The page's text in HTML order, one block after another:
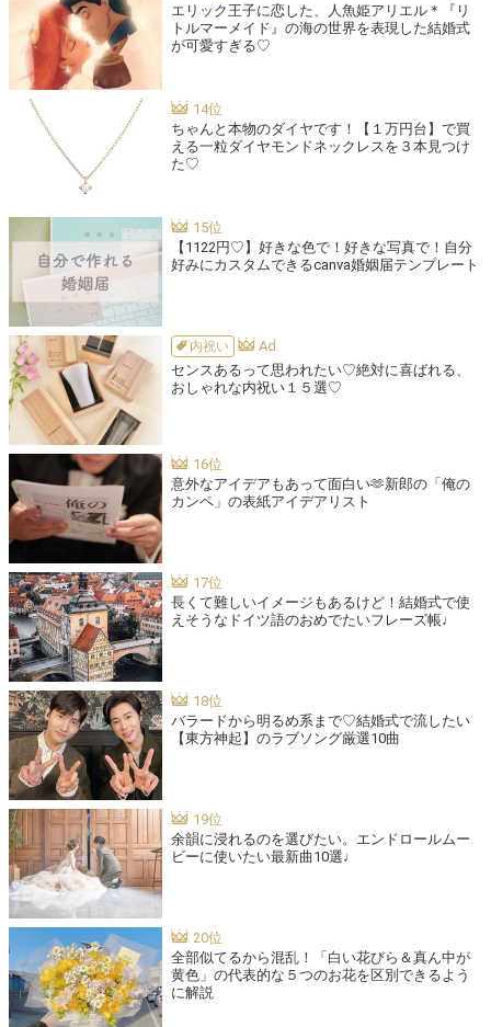
エリック王子に恋した、人魚姫アリエル＊『リ
トルマーメイド』の海の世界を表現した結婚式
が可愛すぎる♡
ちゃんと本物のダイヤです！【１万円台】で買
える一粒ダイヤモンドネックレスを３本見つけ
た♡
【1122円♡】好きな色で！好きな写真で！自分
好みにカスタムできるcanva婚姻届テンプレート
内祝い
センスあるって思われたい♡絶対に喜ばれる、
おしゃれな内祝い１５選♡
意外なアイデアもあって面白い🫶新郎の「俺の
カンペ」の表紙アイデアリスト
長くて難しいイメージもあるけど！結婚式で使
えそうなドイツ語のおめでたいフレーズ帳♩
バラードから明るめ系まで♡結婚式で流したい
【東方神起】のラブソング厳選10曲
余韻に浸れるのを選びたい。エンドロールムー
ビーに使いたい最新曲10選♩
全部似てるから混乱！「白い花びら＆真ん中が
黄色」の代表的な５つのお花を区別できるよう
に解説